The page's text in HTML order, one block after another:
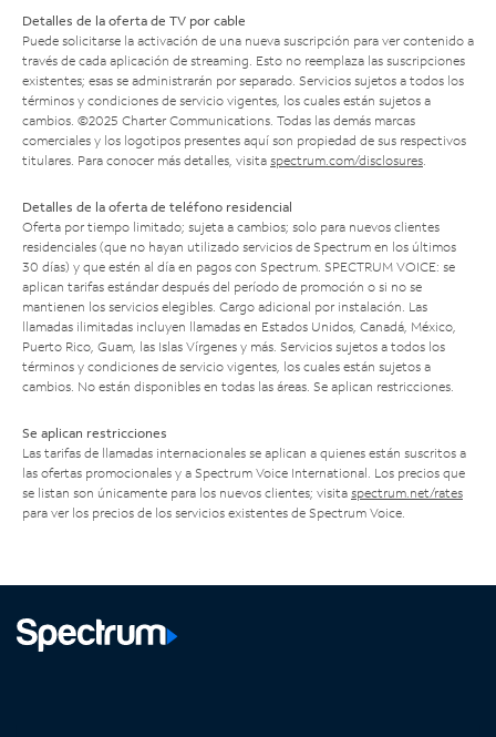
Detalles de la oferta de TV por cable
Puede solicitarse la activación de una nueva suscripción para ver contenido a
través de cada aplicación de streaming. Esto no reemplaza las suscripciones
existentes; esas se administrarán por separado. Servicios sujetos a todos los
términos y condiciones de servicio vigentes, los cuales están sujetos a
cambios. ©2025 Charter Communications. Todas las demás marcas
comerciales y los logotipos presentes aquí son propiedad de sus respectivos
titulares. Para conocer más detalles, visita spectrum.com/disclosures
Detalles de la oferta de teléfono residencial
Oferta por tiempo limitado; sujeta a cambios; solo para nuevos clientes
residenciales (que no hayan utilizado servicios de Spectrum en los últimos
30 días) y que estén al día en pagos con Spectrum. SPECTRUM VOICE: se
aplican tarifas estándar después del período de promoción o si no se
mantienen los servicios elegibles. Cargo adicional por instalación. Las
llamadas ilimitadas incluyen llamadas en Estados Unidos, Canadá, México,
Puerto Rico, Guam, las Islas Vírgenes y más. Servicios sujetos a todos los
términos y condiciones de servicio vigentes, los cuales están sujetos a
cambios. No están disponibles en todas las áreas. Se aplican restricciones.
Se aplican restricciones
Las tarifas de llamadas internacionales se aplican a quienes están suscritos a
las ofertas promocionales y a Spectrum Voice International. Los precios que
se listan son únicamente para los nuevos clientes; visita spectrum.net/rates
para ver los precios de los servicios existentes de Spectrum Voice.